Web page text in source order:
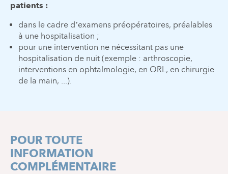
patients :
dans le cadre d’examens préopératoires, préalables
à une hospitalisation ;
pour une intervention ne nécessitant pas une
hospitalisation de nuit (exemple : arthroscopie,
interventions en ophtalmologie, en ORL, en chirurgie
de la main, ...).
POUR TOUTE
INFORMATION
COMPLÉMENTAIRE